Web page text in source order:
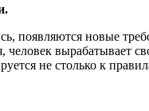
появляются новые
человек вырабатывает
не столько к